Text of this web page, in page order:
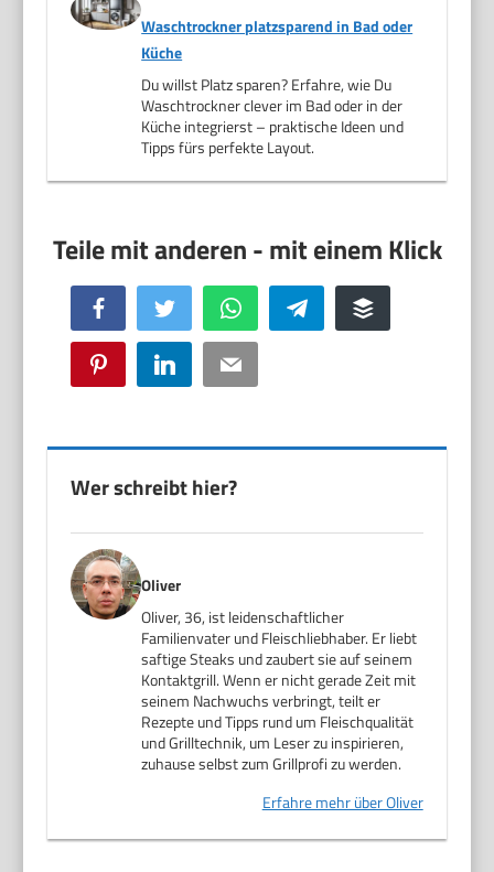
Waschtrockner platzsparend in Bad oder
Küche
Du willst Platz sparen? Erfahre, wie Du
Waschtrockner clever im Bad oder in der
Küche integrierst – praktische Ideen und
Tipps fürs perfekte Layout.
Facebook Twitter WhatsApp Telegram Buffer
Pinterest LinkedIn Email
Wer schreibt hier?
Oliver
Oliver, 36, ist leidenschaftlicher
Familienvater und Fleischliebhaber. Er liebt
saftige Steaks und zaubert sie auf seinem
Kontaktgrill. Wenn er nicht gerade Zeit mit
seinem Nachwuchs verbringt, teilt er
Rezepte und Tipps rund um Fleischqualität
und Grilltechnik, um Leser zu inspirieren,
zuhause selbst zum Grillprofi zu werden.
Erfahre mehr über Oliver